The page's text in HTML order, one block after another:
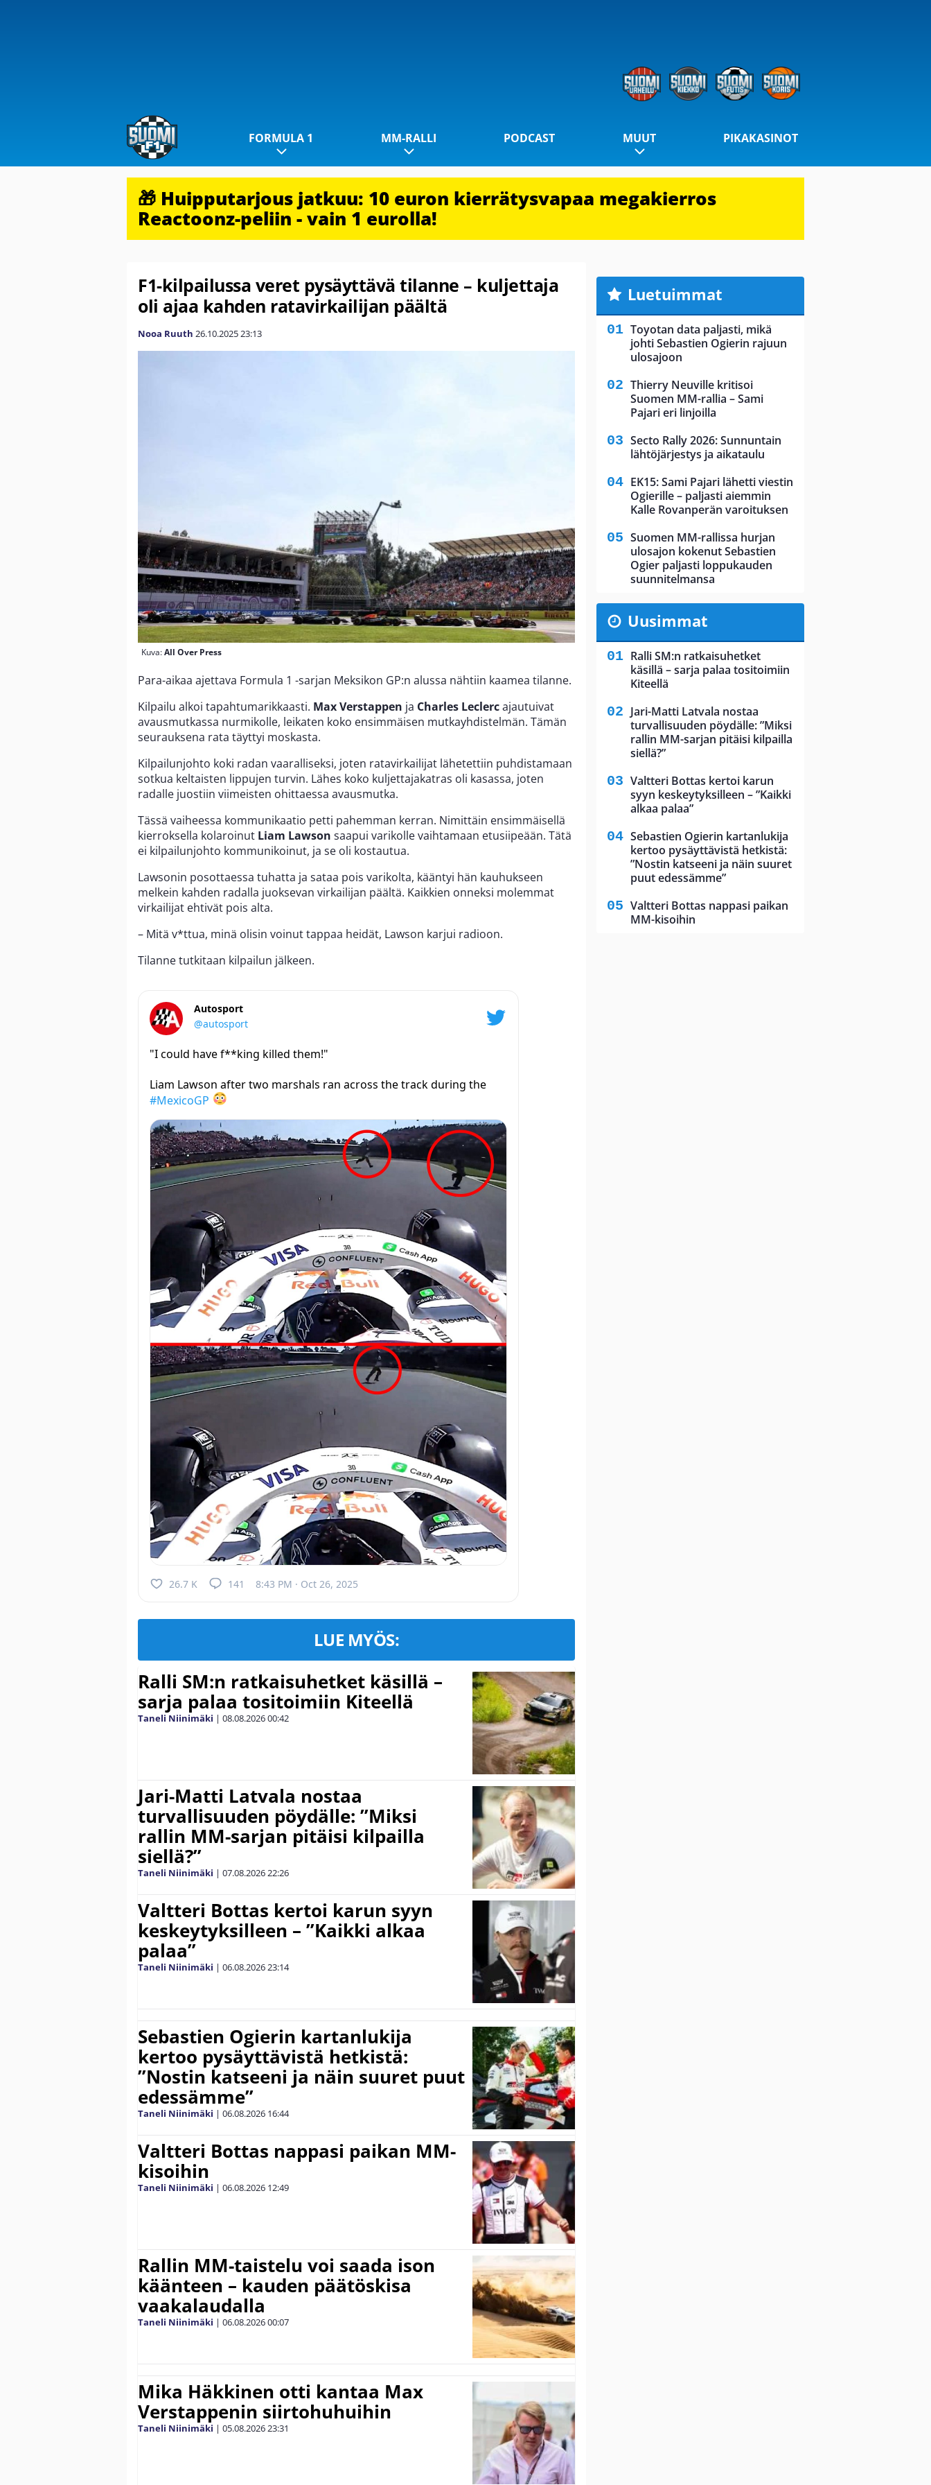
FORMULA 1 MM-RALLI PODCAST MUUT PIKAKASINOT
🎁 Huipputarjous jatkuu: 10 euron kierrätysvapaa megakierros
Reactoonz-peliin - vain 1 eurolla!
F1-kilpailussa veret pysäyttävä tilanne – kuljettaja
oli ajaa kahden ratavirkailijan päältä
Nooa Ruuth 26.10.202523:13
Kuva:All Over Press
Para-aikaa ajettava Formula 1 -sarjan Meksikon GP:n alussa nähtiin kaamea tilanne.
Kilpailu alkoi tapahtumarikkaasti. Max Verstappen ja Charles Leclercajautuivat
avausmutkassa nurmikolle, leikaten koko ensimmäisen mutkayhdistelmän. Tämän
seurauksena rata täyttyi moskasta.
Kilpailunjohto koki radan vaaralliseksi, joten ratavirkailijat lähetettiin puhdistamaan
sotkua keltaisten lippujen turvin. Lähes koko kuljettajakatras oli kasassa, joten
radalle juostiin viimeisten ohittaessa avausmutka.
Tässä vaiheessa kommunikaatio petti pahemman kerran. Nimittäin ensimmäisellä
kierroksella kolaroinut Liam Lawson saapui varikolle vaihtamaan etusiipeään. Tätä
ei kilpailunjohto kommunikoinut, ja se oli kostautua.
Lawsonin posottaessa tuhatta ja sataa pois varikolta, kääntyi hän kauhukseen
melkein kahden radalla juoksevan virkailijan päältä. Kaikkien onneksi molemmat
virkailijat ehtivät pois alta.
– Mitä v*ttua, minä olisin voinut tappaa heidät, Lawson karjui radioon.
Tilanne tutkitaan kilpailun jälkeen.
Autosport
@autosport
"I could have f**king killed them!"
Liam Lawson after two marshals ran across the track during the
#MexicoGP
26.7 K 141 8:43 PM · Oct 26, 2025
LUE MYÖS:
Ralli SM:n ratkaisuhetket käsillä –
sarja palaa tositoimiin Kiteellä
Taneli Niinimäki | 08.08.202600:42
Jari-Matti Latvala nostaa
turvallisuuden pöydälle: ”Miksi
rallin MM-sarjan pitäisi kilpailla
siellä?”
Taneli Niinimäki | 07.08.202622:26
Valtteri Bottas kertoi karun syyn
keskeytyksilleen – ”Kaikki alkaa
palaa”
Taneli Niinimäki | 06.08.202623:14
Sebastien Ogierin kartanlukija
kertoo pysäyttävistä hetkistä:
”Nostin katseeni ja näin suuret puut
edessämme”
Taneli Niinimäki | 06.08.2026 16:44
Valtteri Bottas nappasi paikan MM-
kisoihin
Taneli Niinimäki | 06.08.2026 12:49
Rallin MM-taistelu voi saada ison
käänteen – kauden päätöskisa
vaakalaudalla
Taneli Niinimäki | 06.08.202600:07
Mika Häkkinen otti kantaa Max
Verstappenin siirtohuhuihin
Taneli Niinimäki | 05.08.202623:31
Luetuimmat
Toyotan data paljasti, mikä
johti Sebastien Ogierin rajuun
ulosajoon
Thierry Neuville kritisoi
Suomen MM-rallia – Sami
Pajari eri linjoilla
Secto Rally 2026: Sunnuntain
lähtöjärjestys ja aikataulu
EK15: Sami Pajari lähetti viestin
Ogierille – paljasti aiemmin
Kalle Rovanperän varoituksen
Suomen MM-rallissa hurjan
ulosajon kokenut Sebastien
Ogier paljasti loppukauden
suunnitelmansa
Uusimmat
Ralli SM:n ratkaisuhetket
käsillä – sarja palaa tositoimiin
Kiteellä
Jari-Matti Latvala nostaa
turvallisuuden pöydälle: ”Miksi
rallin MM-sarjan pitäisi kilpailla
siellä?”
Valtteri Bottas kertoi karun
syyn keskeytyksilleen – ”Kaikki
alkaa palaa”
Sebastien Ogierin kartanlukija
kertoo pysäyttävistä hetkistä:
”Nostin katseeni ja näin suuret
puut edessämme”
Valtteri Bottas nappasi paikan
MM-kisoihin